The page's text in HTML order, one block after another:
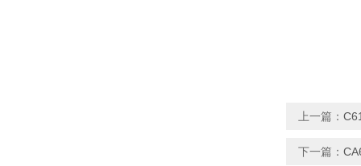
上一篇：
下一篇：